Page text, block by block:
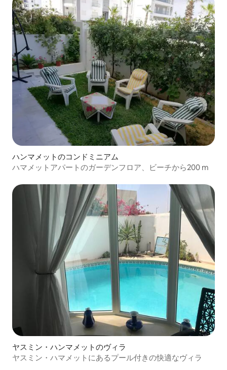
ハンマメットのコンドミニアム
ハマメットアパートのガーデンフロア、ビーチから200 m
ヤスミン・ハンマメットのヴィラ
ヤスミン・ハマメットにあるプール付きの快適なヴィラ